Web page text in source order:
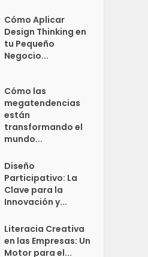
Cómo Aplicar
Design Thinking en
tu Pequeño
Negocio...
Cómo las
megatendencias
están
transformando el
mundo...
Diseño
Participativo: La
Clave para la
Innovación y...
Literacia Creativa
en las Empresas: Un
Motor para el...